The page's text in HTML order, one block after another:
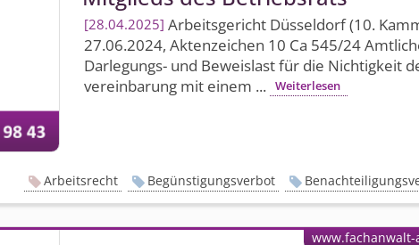
28.04.2025 Arbeitsgericht Düsseldorf (10.
27.06.2024, Aktenzeichen 10 Ca 545/24
Darlegungs- und Beweislast für die Nichtigkeit
vereinbarung mit einem ... Weiterlesen
Arbeitsrecht Begünstigungsverbot